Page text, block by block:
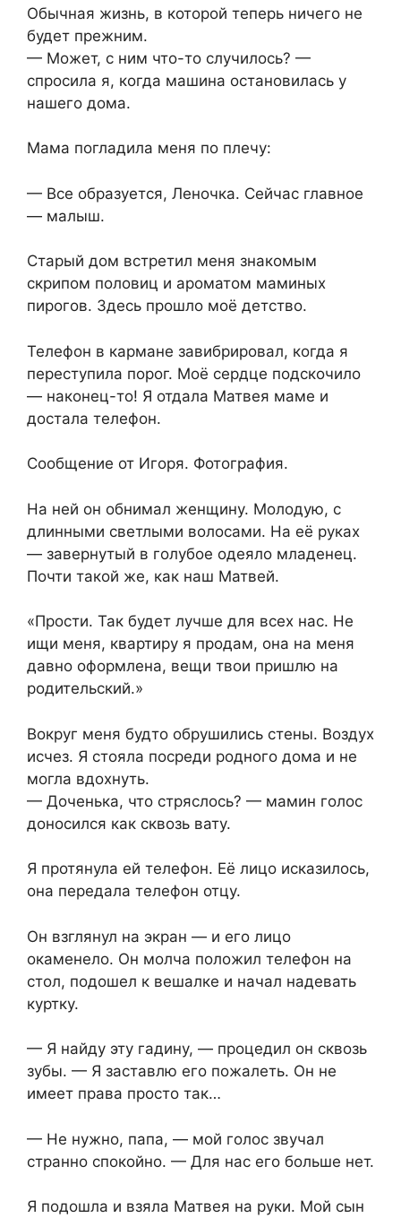
Обычная жизнь, в которой теперь ничего не
будет прежним.
— Может, с ним что-то случилось? —
спросила я, когда машина остановилась у
нашего дома.
Мама погладила меня по плечу:
— Все образуется, Леночка. Сейчас главное
— малыш.
Старый дом встретил меня знакомым
скрипом половиц и ароматом маминых
пирогов. Здесь прошло моё детство.
Телефон в кармане завибрировал, когда я
переступила порог. Моё сердце подскочило
— наконец-то! Я отдала Матвея маме и
достала телефон.
Сообщение от Игоря. Фотография.
На ней он обнимал женщину. Молодую, с
длинными светлыми волосами. На её руках
— завернутый в голубое одеяло младенец.
Почти такой же, как наш Матвей.
«Прости. Так будет лучше для всех нас. Не
ищи меня, квартиру я продам, она на меня
давно оформлена, вещи твои пришлю на
родительский.»
Вокруг меня будто обрушились стены. Воздух
исчез. Я стояла посреди родного дома и не
могла вдохнуть.
— Доченька, что стряслось? — мамин голос
доносился как сквозь вату.
Я протянула ей телефон. Её лицо исказилось,
она передала телефон отцу.
Он взглянул на экран — и его лицо
окаменело. Он молча положил телефон на
стол, подошел к вешалке и начал надевать
куртку.
— Я найду эту гадину, — процедил он сквозь
зубы. — Я заставлю его пожалеть. Он не
имеет права просто так…
— Не нужно, папа, — мой голос звучал
странно спокойно. — Для нас его больше нет.
Я подошла и взяла Матвея на руки. Мой сын